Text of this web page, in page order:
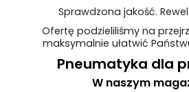
Sprawdzona jakość.
Ofertę podzieliliśmy na
maksymalnie ułatwić
Pneumatyka dla
W naszym